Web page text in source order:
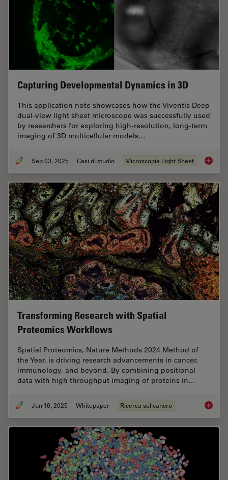
Capturing Developmental Dynamics in 3D
This application note showcases how the Viventis Deep
dual-view light sheet microscope was successfully used
by researchers for exploring high-resolution, long-term
imaging of 3D multicellular models…
Sep 03, 2025 Casi di studio Microscopia Light Sheet
Transforming Research with Spatial
Proteomics Workflows
Spatial Proteomics, Nature Methods 2024 Method of
the Year, is driving research advancements in cancer,
immunology, and beyond. By combining positional
data with high throughput imaging of proteins in…
Jun 10, 2025 Whitepaper Ricerca sul cancro